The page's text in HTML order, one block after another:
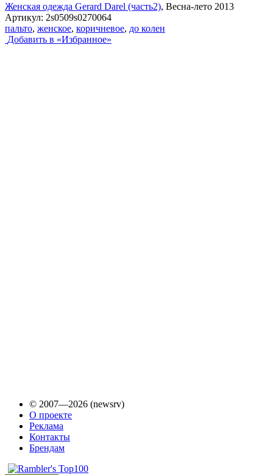
Женская одежда Gerard Darel (часть2), Весна-лето 2013
Артикул: 2s0509s0270064
пальто, женское, коричневое, до колен
Добавить в «Избранное»
© 2007—2026 (newsrv)
О проекте
Реклама
Контакты
Брендам